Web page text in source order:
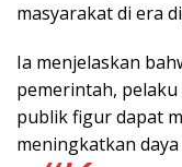
masyarakat di era
Ia menjelaskan
pemerintah,
publik figur dapat
meningkatkan